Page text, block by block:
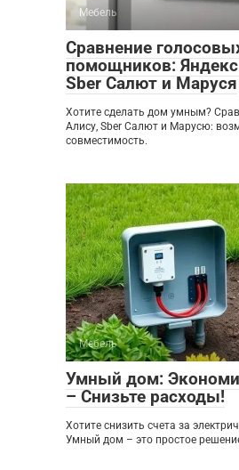
Мебель
Сравнение
помощников:
Sber Салют и Маруся
Хотите сделать дом умным?
Алису, Sber Салют и Марусю:
совместимость.
Мебель
Умный дом:
– Снизьте расходы!
Хотите снизить счета за
Умный дом – это простое